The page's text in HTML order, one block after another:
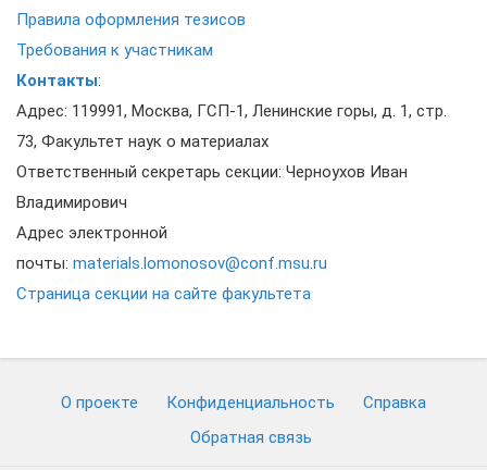
Правила оформления тезисов
Требования к участникам
Контакты:
Адрес: 119991, Москва, ГСП-1, Ленинские горы, д. 1, стр.
73, Факультет наук о материалах
Ответственный секретарь секции: Черноухов Иван
Владимирович
Адрес электронной
почты: materials.lomonosov@conf.msu.ru
Страница секции на сайте факультета
О проекте Конфиденциальность
Cправка
Обратная связь